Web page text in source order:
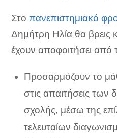
Στοπανεπιστημιακό
Δημήτρη Ηλία θα βρεις
έχουν αποφοιτήσει από
Προσαρμόζουν το
στις απαιτήσεις των
σχολής, μέσω της
τελευταίων